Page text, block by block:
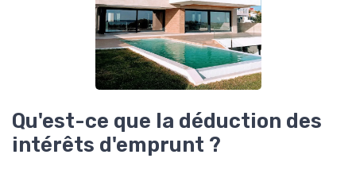
Qu'est-ce que la déduction des
intérêts d'emprunt ?